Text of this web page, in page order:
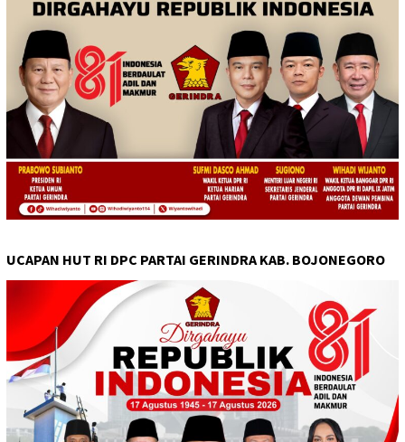
UCAPAN HUT RI DPC PARTAI GERINDRA KAB. BOJONEGORO